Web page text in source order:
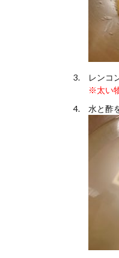
レンコ
※太い
水と酢